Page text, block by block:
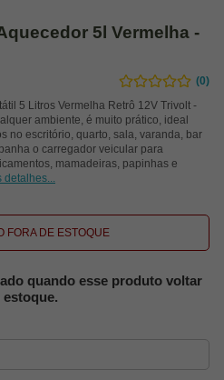
5l Vermelha -
(0)
5 Litros Vermelha Retrô 12V Trivolt -
ambiente, é muito prático, ideal
no escritório, quarto, sala, varanda, bar
o carregador veicular para
mamadeiras, papinhas e
detalhes...
FORA DE ESTOQUE
quando esse produto voltar
estoque.